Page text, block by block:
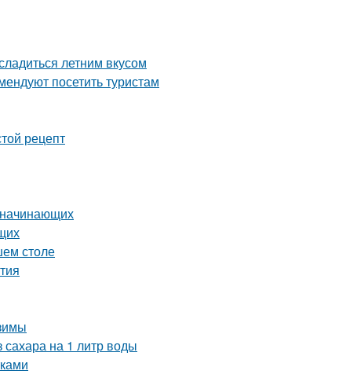
летним вкусом
посетить туристам
рецепт
начинающих
столе
на 1 литр воды